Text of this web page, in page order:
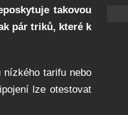
takovou
pár triků, které k
tarifu nebo
lze otestovat